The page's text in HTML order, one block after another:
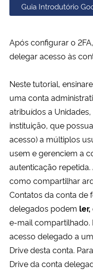
Secretaria de Governo
Advocacia-Geral da União
Banco Central do Brasil
Planalto
Guia Introdutório
Após configurar o
delegar acesso às
Neste tutorial,
uma conta
atribuídos a
instituição, que
acesso)a múltiplos
usem e gerenciem a
autenticação
como compartilhar
Contatos da conta de
delegados podem
e-mail compartilhado
acesso delegado a
Drive desta conta.
Drive da conta